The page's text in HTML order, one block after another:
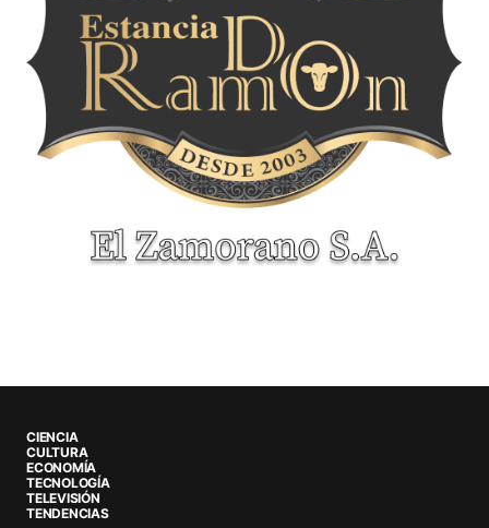
CIENCIA
CULTURA
ECONOMÍA
TECNOLOGÍA
TELEVISIÓN
TENDENCIAS